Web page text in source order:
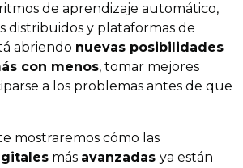
de aprendizaje automático,
distribuidos y plataformas de
abriendo nuevas posibilidades
con menos, tomar mejores
a los problemas antes de que
mostraremos cómo las
más avanzadas ya están